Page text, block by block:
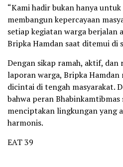
“Kami hadir bukan hanya
membangun kepercayaan
setiap kegiatan warga berjalan
Bripka Hamdan saat ditemui di
Dengan sikap ramah, aktif, dan
laporan warga, Bripka Hamdan
dicintai di tengah masyarakat.
bahwa peran
menciptakan lingkungan yang
harmonis.
EAT 39